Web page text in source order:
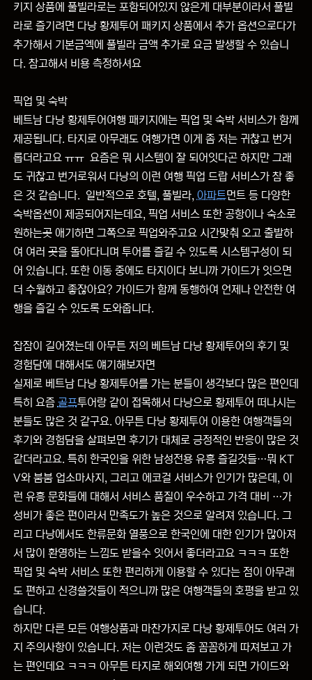
키지 상품에 풀빌라로는 포함되어있지 않은게 대부분이라서 풀빌
라로 즐기려면 다낭 황제투어 패키지 상품에서 추가 옵션으로다가
추가해서 기본금엑에 풀빌라 금액 추가로 요금 발생할 수 있습니
다. 참고해서 비용 측정하셔요
픽업 및 숙박
베트남 다낭 황제투어여행 패키지에는 픽업 및 숙박 서비스가 함께
제공됩니다. 타지로 아무래도 여행가면 이게 좀 저는 귀찮고 번거
롭더라고요 ㅠㅠ 요즘은 뭐 시스템이 잘 되어잇다곤 하지만 그래
도 귀찮고 번거로워서 다낭의 이런 여행 픽업 드랍 서비스가 참 좋
은 것 같습니다. 일반적으로 호텔, 풀빌라, 아파트먼트 등 다양한
숙박옵션이 제공되어지는데요, 픽업 서비스 또한 공항이나 숙소로
원하는곳 애기하면 그쪽으로 픽업와주고요 시간맞춰 오고 출발하
여 여러 곳을 돌아다니며 투어를 즐길 수 있도록 시스템구성이 되
어 있습니다. 또한 이동 중에도 타지이다 보니까 가이드가 잇으면
더 수월하고 좋잖아요? 가이드가 함께 동행하여 언제나 안전한 여
행을 즐길 수 있도록 도와줍니다.
잡잠이 길어졌는데 아무튼 저의 베트남 다낭 황제투어의 후기 및
경험담에 대해서도 얘기해보자면
실제로 베트남 다낭 황제투어를 가는 분들이 생각보다 많은 편인데
특히 요즘 골프투어랑 같이 접목해서 다낭으로 황제투어 떠나시는
분들도 많은 것 같구요. 아무튼 다낭 황제투어 이용한 여행객들의
후기와 경험담을 살펴보면 후기가 대체로 긍정적인 반응이 많은 것
같더라고요. 특히 한국인을 위한 남성전용 유흥 즐길것들…뭐 KT
V와 붐붐 업소마사지, 그리고 에코걸 서비스가 인기가 많은데, 이
런 유흥 문화들에 대해서 서비스 품질이 우수하고 가격 대비 …가
성비가 좋은 편이라서 만족도가 높은 것으로 알려져 있습니다. 그
리고 다낭에서도 한류문화 열풍으로 한국인에 대한 인기가 많아져
서 많이 환영하는 느낌도 받을수 잇어서 좋더라고요 ㅋㅋㅋ 또한
픽업 및 숙박 서비스 또한 편리하게 이용할 수 있다는 점이 아무래
도 편하고 신경쓸것들이 적으니까 많은 여행객들의 호평을 받고 있
습니다.
하지만 다른 모든 여행상품과 마찬가지로 다낭 황제투어도 여러 가
지 주의사항이 있습니다. 저는 이런것도 좀 꼼꼼하게 따져보고 가
는 편인데요 ㅋㅋㅋ 아무튼 타지로 해외여행 가게 되면 가이드와